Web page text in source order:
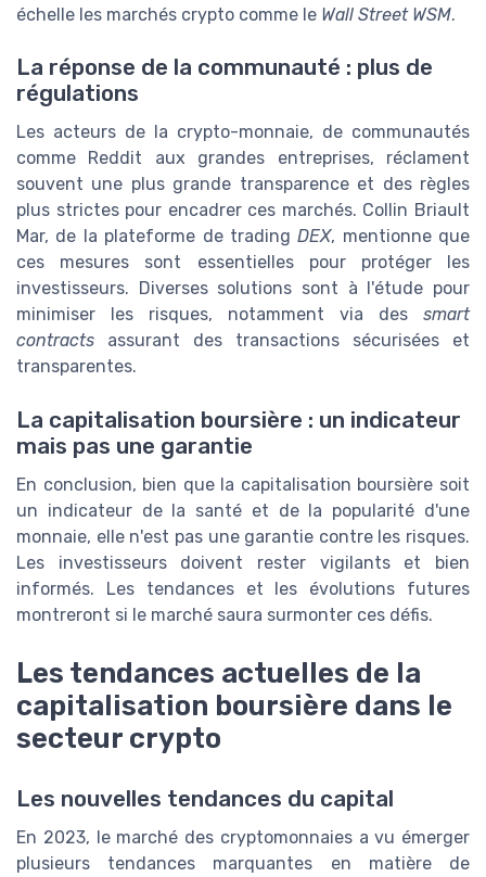
échelle les marchés crypto comme le Wall Street WSM.
La réponse de la communauté : plus de
régulations
Les acteurs de la crypto-monnaie, de communautés
comme Reddit aux grandes entreprises, réclament
souvent une plus grande transparence et des règles
plus strictes pour encadrer ces marchés. Collin Briault
Mar, de la plateforme de tradingDEX, mentionne que
ces mesures sont essentielles pour protéger les
investisseurs. Diverses solutions sont à l'étude pour
minimiser les risques, notamment via des smart
contracts assurant des transactions sécurisées et
transparentes.
La capitalisation boursière : un indicateur
mais pas une garantie
En conclusion, bien que la capitalisation boursière soit
un indicateur de la santé et de la popularité d'une
monnaie, elle n'est pas une garantie contre les risques.
Les investisseurs doivent rester vigilants et bien
informés. Les tendances et les évolutions futures
montreront si le marché saura surmonter ces défis.
Les tendances actuelles de la
capitalisation boursière dans le
secteur crypto
Les nouvelles tendances du capital
En 2023, le marché des cryptomonnaies a vu émerger
plusieurs tendances marquantes en matière de